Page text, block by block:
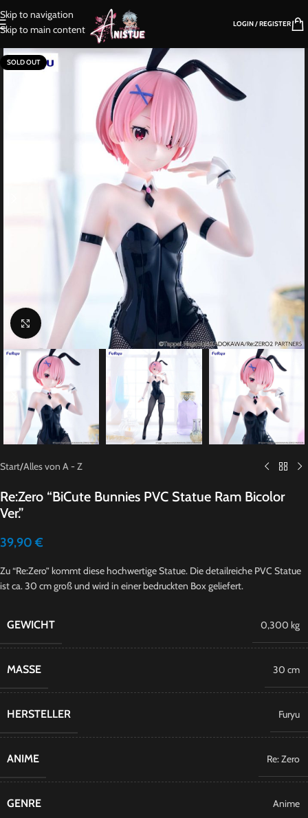
Skip to navigation
Skip to main content
LOGIN / REGISTER
SOLD OUT
Click to enlarge
Start/Alles von A - Z
Re:Zero “BiCute Bunnies PVC Statue Ram Bicolor
Ver.”
39,90 €
Zu “Re:Zero” kommt diese hochwertige Statue. Die detailreiche PVC Statue
ist ca. 30 cm groß und wird in einer bedruckten Box geliefert.
GEWICHT 0,300 kg
MASSE 30 cm
HERSTELLER Furyu
ANIME Re: Zero
GENRE Anime